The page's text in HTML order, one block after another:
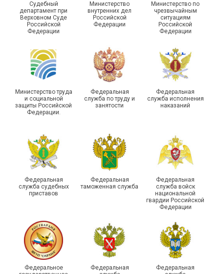
подарки
Молодежный совет
Адыгейской организации
Профсоюза подвел итоги
векторы развития
приняли участие в
молодежном форуме
«Профсоюзная миссия –
2026»
Выпускники школы
молодого профлидера в
Самаре получили
Круглый стол для
представителей
Диалог и развитие:
социальные партнеры
Судебный
департамент при
Верховном Суде
Российской
Федерации
Министерство
внутренних дел
Российской
Федерации
Министерство по
чрезвычайным
ситуациям
Российской
Федерации
Министерство труда
и социальной
защиты Российской
Федерации.
Федеральная
служба по труду и
занятости
Федеральная
служба исполнения
наказаний
Федеральная
служба судебных
приставов
Федеральная
таможенная служба
Федеральная
служба войск
национальной
гвардии Российской
Федерации
Федеральное
Федеральная
Федеральная